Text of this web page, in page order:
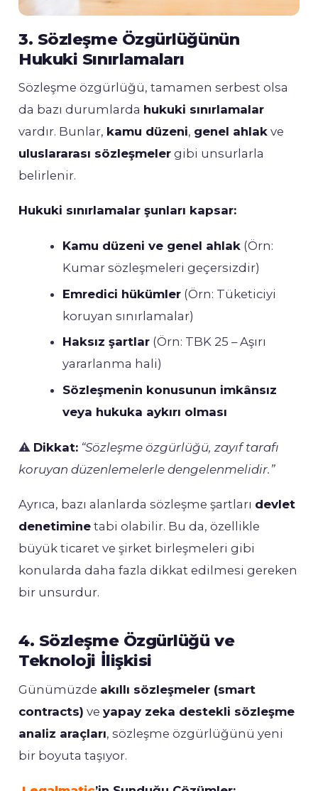
3. Sözleşme Özgürlüğünün
Hukuki Sınırlamaları
Sözleşme özgürlüğü, tamamen serbest olsa
da bazı durumlarda hukuki sınırlamalar
vardır. Bunlar, kamu düzeni, genel ahlak ve
uluslararası sözleşmeler gibi unsurlarla
belirlenir.
Hukuki sınırlamalar şunları kapsar:
Kamu düzeni ve genel ahlak(Örn:
Kumar sözleşmeleri geçersizdir)
Emredici hükümler(Örn: Tüketiciyi
koruyan sınırlamalar)
Haksız şartlar(Örn: TBK 25 – Aşırı
yararlanma hali)
Sözleşmenin konusunun imkânsız
veya hukuka aykırı olması
⚠️ Dikkat: “Sözleşme özgürlüğü, zayıf tarafı
koruyan düzenlemelerle dengelenmelidir.”
Ayrıca, bazı alanlarda sözleşme şartları devlet
denetimine tabi olabilir. Bu da, özellikle
büyük ticaret ve şirket birleşmeleri gibi
konularda daha fazla dikkat edilmesi gereken
bir unsurdur.
4. Sözleşme Özgürlüğü ve
Teknoloji İlişkisi
Günümüzde akıllı sözleşmeler (smart
contracts) ve yapay zeka destekli sözleşme
analiz araçları, sözleşme özgürlüğünü yeni
bir boyuta taşıyor.